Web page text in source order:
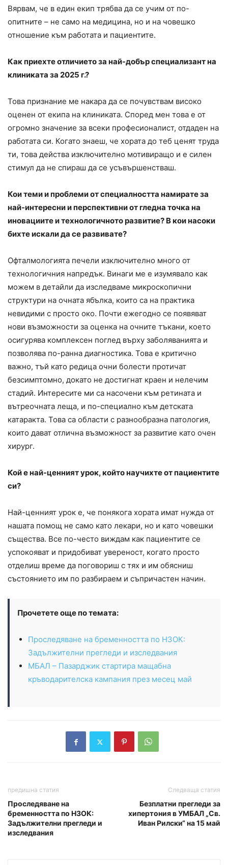
Вярвам, че в един екип трябва да се учим от по-
опитните – не само на медицина, но и на човешко
отношение към работата и пациентите.
Как приехте отличието за най-добър специализант на
клиниката за 2025 г.?
Това признание ме накара да се почувствам високо
оценен от екипа на клиниката. Според мен това е от
огромно значение за всеки професионалист, отдаден на
работата си. Когато знаеш, че хората до теб ценят труда
ти, това действа изключително мотивиращо и е силен
стимул да не спираш да се усъвършенстваш.
Кои теми и проблеми от специалността намирате за
най-интересни и перспективни от гледна точка на
иновациите и технологичното развитие? В кои насоки
бихте искали да се развивате?
Офталмологията печели изключително много от
технологичния напредък. Винаги ме е изумявало как
можем в детайли да изследваме микроскопични
структури на очната ябълка, които са на практика
невидими с просто око. Почти ежегодно се появяват
нови възможности за оценка на очните тъкани, което
осигурява комплексен поглед върху заболяванията и
позволява по-ранна диагностика. Това е критично
важно, тъй като редица очни болести протичат
безсимптомно, докато не достигнат краен и нелечим
стадий. Интересите ми са насочени към ретината и
вътреочната леща, и по-специално към детската
катаракта. Това са области с разнообразна патология,
които дават отлична възможност за развитие като очен
хирург.
Кой е най-ценният урок, който научихте от пациентите
си?
Най-ценният урок е, че понякога хората имат нужда от
нашата помощ не само като лекари, но и като човешки
същества. Все по-често виждам как пациентите се
успокояват и придобиват увереност, когато просто
отделиш време да поговориш с тях и им обясниш
състоянието им по разбираем и съпричастен начин.
Прочетете още по темата:
Проследяване на бременността по НЗОК:
Задължителни прегледи и изследвания
МБАЛ – Пазарджик стартира мащабна
кръводарителска кампания през месец май
предишна статия
Проследяване на
бременността по НЗОК:
Задължителни прегледи и
изследвания
Следваща статия
Безплатни прегледи за
хипертония в УМБАЛ „Св.
Иван Рилски“ на 15 май